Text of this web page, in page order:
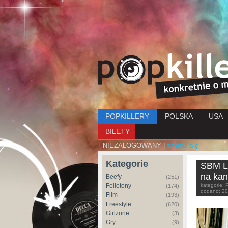
Menu główne
POPKILLERY POLSKA USA
BILETY
NIEZALOGOWANY | zaloguj się
Kategorie
Beefy (251)
Felietony (174)
Film (193)
Freestyle (620)
Girlzone (3)
Gry (9)
SBM
na
kategorie:
dodano: